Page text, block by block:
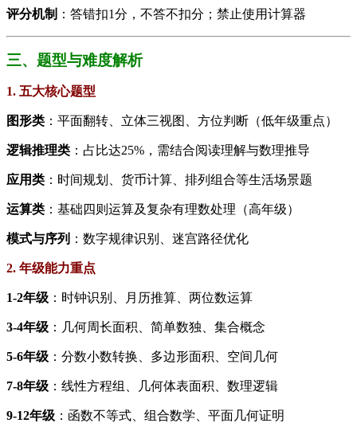
​评分机制​ ​：答错扣1分，不答不扣分；禁止使用计算器
三、题型与难度解析
1. 五大核心题型
​图形类​ ​：平面翻转、立体三视图、方位判断（低年级重点）
​逻辑推理类​ ​：占比达25%，需结合阅读理解与数理推导
​应用类​ ​：时间规划、货币计算、排列组合等生活场景题
​运算类​ ​：基础四则运算及复杂有理数处理（高年级）
​模式与序列​ ​：数字规律识别、迷宫路径优化
2. 年级能力重点
​1-2年级​ ​：时钟识别、月历推算、两位数运算
​3-4年级​ ​：几何周长面积、简单数独、集合概念
​5-6年级​ ​：分数小数转换、多边形面积、空间几何
​7-8年级​ ​：线性方程组、几何体表面积、数理逻辑
​9-12年级​ ​：函数不等式、组合数学、平面几何证明